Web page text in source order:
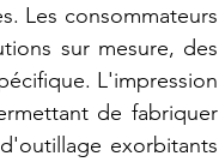
Les consommateurs
sur mesure, des
L'impression
de fabriquer
exorbitants